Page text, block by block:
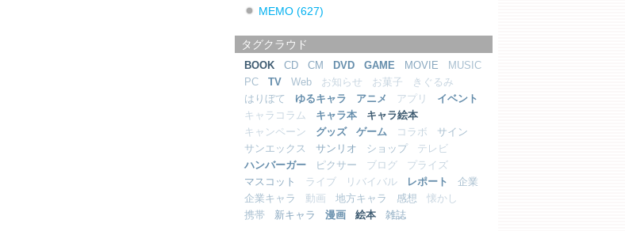
MEMO(627)
タグクラウド
BOOK CD CM DVD GAME MOVIE
MUSIC
PC
TV Web お知らせ お菓子
きぐるみ
はりぼて
ゆるキャラ アニメ アプリ
イベント
キャラコラム
キャラ本
キャラ絵本
キャンペーン
グッズ ゲーム コラボ
サイン
サンエックス
サンリオ ショップ
テレビ
ハンバーガー
ピクサー ブログ
プライズ
マスコット
ライブ リバイバル レポート
企業
企業キャラ
動画 地方キャラ 感想
懐かし
携帯
新キャラ 漫画 絵本 雑誌